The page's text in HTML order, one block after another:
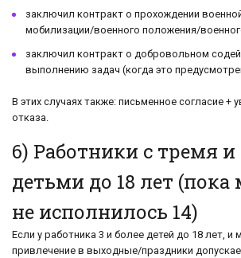
заключил контракт о прохождении
мобилизации/военного положения/
заключил контракт о добровольном
выполнению задач (когда это
В этих случаях также: письменное согласие +
отказа.
6) Работники с тремя и
детьми до 18 лет
не исполнилось 14)
Если у работника 3 и более детей до 18 лет,
привлечение в выходные/праздники